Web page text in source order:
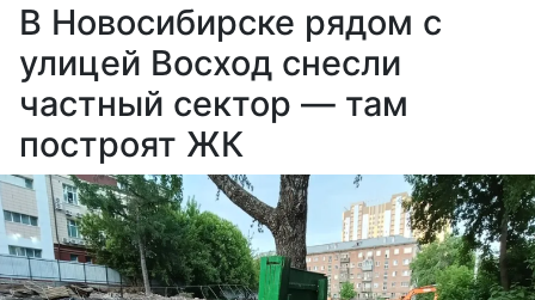
В Новосибирске рядом с
улицей Восход снесли
частный сектор — там
построят ЖК